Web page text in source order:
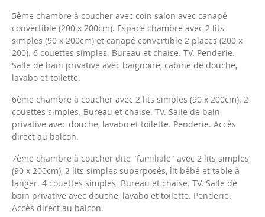
5ème chambre à coucher avec coin salon avec canapé
convertible (200 x 200cm). Espace chambre avec 2 lits
simples (90 x 200cm) et canapé convertible 2 places (200 x
200). 6 couettes simples. Bureau et chaise. TV. Penderie.
Salle de bain privative avec baignoire, cabine de douche,
lavabo et toilette.
6ème chambre à coucher avec 2 lits simples (90 x 200cm). 2
couettes simples. Bureau et chaise. TV. Salle de bain
privative avec douche, lavabo et toilette. Penderie. Accès
direct au balcon.
7ème chambre à coucher dite "familiale" avec 2 lits simples
(90 x 200cm), 2 lits simples superposés, lit bébé et table à
langer. 4 couettes simples. Bureau et chaise. TV. Salle de
bain privative avec douche, lavabo et toilette. Penderie.
Accès direct au balcon.